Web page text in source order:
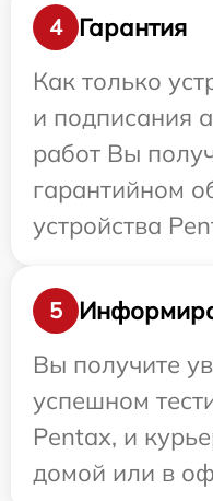
4
Гарантия
Как только
и подписания
работ Вы
гарантийном
устройства
5
Вы получите
успешном
Pentax, и
домой или в